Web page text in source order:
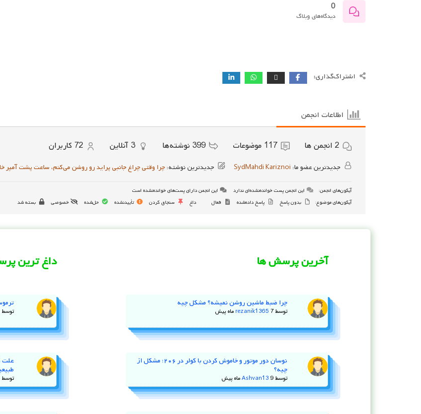
0
دیدگاه‌های وبلاگ
اشتراک‌گذاری:
اطلاعات انجمن
2 انجمن ها 117 موضوعات 399 نوشته‌ها 3 آنلاین 72 کاربران
جدیدترین عضو ما: SydMahdi Kariznoi جدیدترین نوشته:چرا وقتی چراغ جانبی پراید رو روشن می‌کنم، ساعت پشت آمپر
آیکون‌های انجمن: این انجمن پست خوانده‌نشده‌ای ندارد
این انجمن دارای پست‌های خوانده‌نشده است
آیکون‌های موضوع:
بدون پاسخ پاسخ داده‌شده فعال داغ سنجاق کردن تأییدنشده حل‌شده خصوصی بسته شد
آخرین پرسش ها
چرا ضبط ماشین روشن نمیشه؟ مشکل چیه
توسط rezanik1365 7 ماه پیش
نوسان دور موتور و خاموش کردن با کولر در ۲۰۶؛ مشکل از
چیه؟
توسط Ashvan13 9 ماه پیش
داغ ترین
توسط
توسط